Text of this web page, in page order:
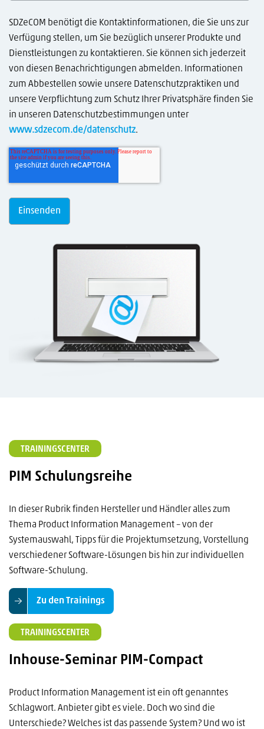
SDZeCOM benötigt die Kontaktinformationen, die Sie uns zur
Verfügung stellen, um Sie bezüglich unserer Produkte und
Dienstleistungen zu kontaktieren. Sie können sich jederzeit
von diesen Benachrichtigungen abmelden. Informationen
zum Abbestellen sowie unsere Datenschutzpraktiken und
unsere Verpflichtung zum Schutz Ihrer Privatsphäre finden Sie
in unseren Datenschutzbestimmungen unter
www.sdzecom.de/datenschutz.
TRAININGSCENTER
PIM Schulungsreihe
In dieser Rubrik finden Hersteller und Händler alles zum
Thema Product Information Management – von der
Systemauswahl, Tipps für die Projektumsetzung, Vorstellung
verschiedener Software-Lösungen bis hin zur individuellen
Software-Schulung.
Zu den Trainings
TRAININGSCENTER
Inhouse-Seminar PIM-Compact
Product Information Management ist ein oft genanntes
Schlagwort. Anbieter gibt es viele. Doch wo sind die
Unterschiede? Welches ist das passende System? Und wo ist